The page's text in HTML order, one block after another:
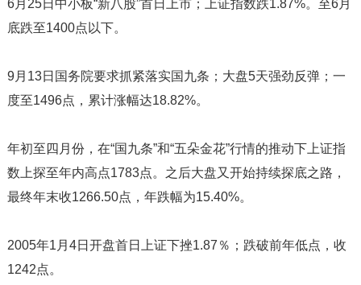
6月25日中小板“新八股”首日上市；上证指数跌1.87%。至6月
底跌至1400点以下。
9月13日国务院要求抓紧落实国九条；大盘5天强劲反弹；一
度至1496点，累计涨幅达18.82%。
年初至四月份，在“国九条”和“五朵金花”行情的推动下上证指
数上探至年内高点1783点。之后大盘又开始持续探底之路，
最终年末收1266.50点，年跌幅为15.40%。
2005年1月4日开盘首日上证下挫1.87％；跌破前年低点，收
1242点。